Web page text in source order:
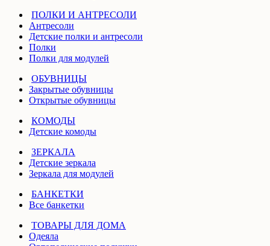
ПОЛКИ И АНТРЕСОЛИ
Антресоли
Детские полки и антресоли
Полки
Полки для модулей
ОБУВНИЦЫ
Закрытые обувницы
Открытые обувницы
КОМОДЫ
Детские комоды
ЗЕРКАЛА
Детские зеркала
Зеркала для модулей
БАНКЕТКИ
Все банкетки
ТОВАРЫ ДЛЯ ДОМА
Одеяла